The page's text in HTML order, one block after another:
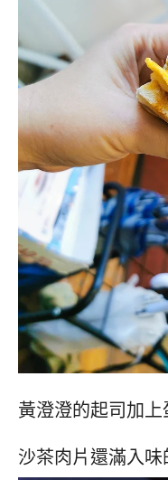
黃澄澄的起司加
沙茶肉片還滿入